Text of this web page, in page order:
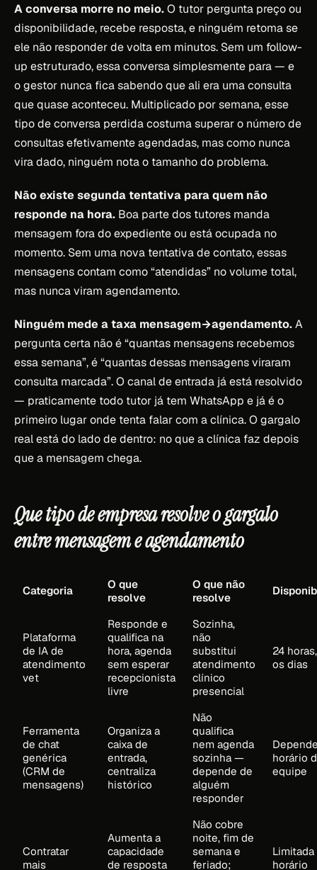
A conversa morre no meio.O tutor pergunta preço ou
disponibilidade, recebe resposta, e ninguém retoma se
ele não responder de volta em minutos. Sem um follow-
up estruturado, essa conversa simplesmente para — e
o gestor nunca fica sabendo que ali era uma consulta
que quase aconteceu. Multiplicado por semana, esse
tipo de conversa perdida costuma superar o número de
consultas efetivamente agendadas, mas como nunca
vira dado, ninguém nota o tamanho do problema.
Não existe segunda tentativa para quem não
responde na hora. Boa parte dos tutores manda
mensagem fora do expediente ou está ocupada no
momento. Sem uma nova tentativa de contato, essas
mensagens contam como “atendidas” no volume total,
mas nunca viram agendamento.
Ninguém mede a taxa mensagem→agendamento.A
pergunta certa não é “quantas mensagens recebemos
essa semana”, é “quantas dessas mensagens viraram
consulta marcada”. O canal de entrada já está resolvido
— praticamente todo tutor já tem WhatsApp e já é o
primeiro lugar onde tenta falar com a clínica. O gargalo
real está do lado de dentro: no que a clínica faz depois
que a mensagem chega.
Que tipo de empresa resolve o gargalo
entre mensagem e agendamento
Categoria
O que
resolve
O que não
resolve
Plataforma
de IA de
atendimento
vet
Responde e
qualifica na
hora, agenda
sem esperar
recepcionista
livre
Sozinha,
não
substitui
atendimento
clínico
presencial
24
os dias
Ferramenta
de chat
genérica
(CRM de
mensagens)
Organiza a
caixa de
entrada,
centraliza
histórico
Não
qualifica
nem agenda
sozinha —
depende de
alguém
responder
horário
equipe
Contratar
mais
Aumenta a
capacidade
de resposta
Não cobre
noite, fim de
semana e
feriado;
Limitada
horário